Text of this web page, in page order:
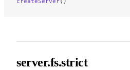
server.fs.strict